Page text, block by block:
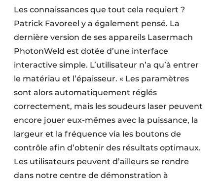
Les connaissances que tout cela requiert ?
Patrick Favoreel y a également pensé. La
dernière version de ses appareils Lasermach
PhotonWeld est dotée d’une interface
interactive simple. L’utilisateur n’a qu’à entrer
le matériau et l’épaisseur. « Les paramètres
sont alors automatiquement réglés
correctement, mais les soudeurs laser peuvent
encore jouer eux-mêmes avec la puissance, la
largeur et la fréquence via les boutons de
contrôle afin d’obtenir des résultats optimaux.
Les utilisateurs peuvent d’ailleurs se rendre
dans notre centre de démonstration à